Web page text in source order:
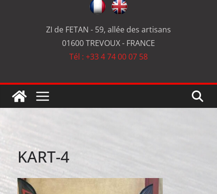
ZI de FETAN - 59, allée des artisans
01600 TREVOUX - FRANCE
Tél : +33 4 74 00 07 58
KART-4